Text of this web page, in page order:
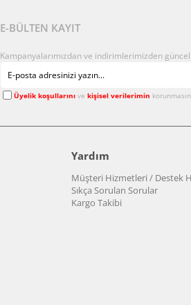
E-BÜLTEN KAYIT
Kampanyalarımızdan ve indirimlerimizden
Üyelik koşullarınıve kişisel verilerimin
Yardım
Müşteri Hizmetleri / Destek
Sıkça Sorulan Sorular
Kargo Takibi